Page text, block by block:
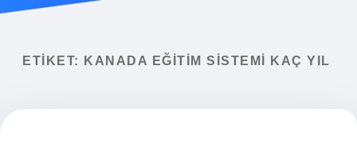
Yasal Uyarı
ETIKET: KANADA EĞITIM SISTEMI KAÇ YIL